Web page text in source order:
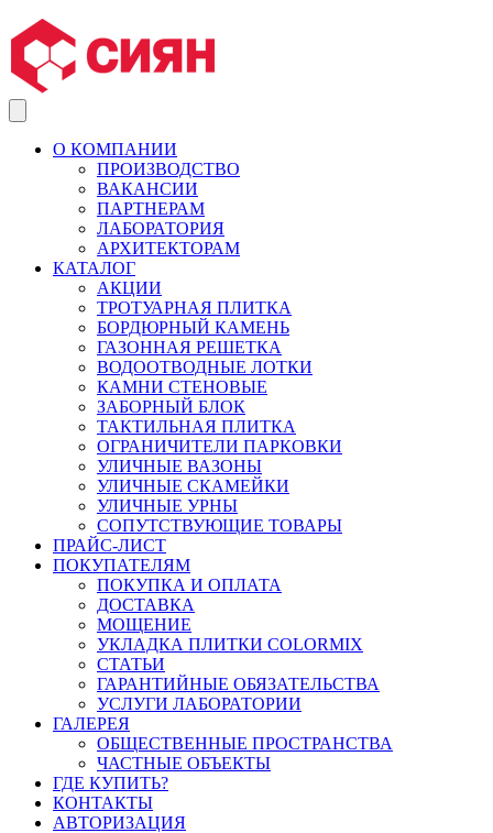
О КОМПАНИИ
ПРОИЗВОДСТВО
ВАКАНСИИ
ПАРТНЕРАМ
ЛАБОРАТОРИЯ
АРХИТЕКТОРАМ
КАТАЛОГ
АКЦИИ
ТРОТУАРНАЯ ПЛИТКА
БОРДЮРНЫЙ КАМЕНЬ
ГАЗОННАЯ РЕШЕТКА
ВОДООТВОДНЫЕ ЛОТКИ
КАМНИ СТЕНОВЫЕ
ЗАБОРНЫЙ БЛОК
ТАКТИЛЬНАЯ ПЛИТКА
ОГРАНИЧИТЕЛИ ПАРКОВКИ
УЛИЧНЫЕ ВАЗОНЫ
УЛИЧНЫЕ СКАМЕЙКИ
УЛИЧНЫЕ УРНЫ
СОПУТСТВУЮЩИЕ ТОВАРЫ
ПРАЙС-ЛИСТ
ПОКУПАТЕЛЯМ
ПОКУПКА И ОПЛАТА
ДОСТАВКА
МОЩЕНИЕ
УКЛАДКА ПЛИТКИ COLORMIX
СТАТЬИ
ГАРАНТИЙНЫЕ ОБЯЗАТЕЛЬСТВА
УСЛУГИ ЛАБОРАТОРИИ
ГАЛЕРЕЯ
ОБЩЕСТВЕННЫЕ ПРОСТРАНСТВА
ЧАСТНЫЕ ОБЪЕКТЫ
ГДЕ КУПИТЬ?
КОНТАКТЫ
АВТОРИЗАЦИЯ